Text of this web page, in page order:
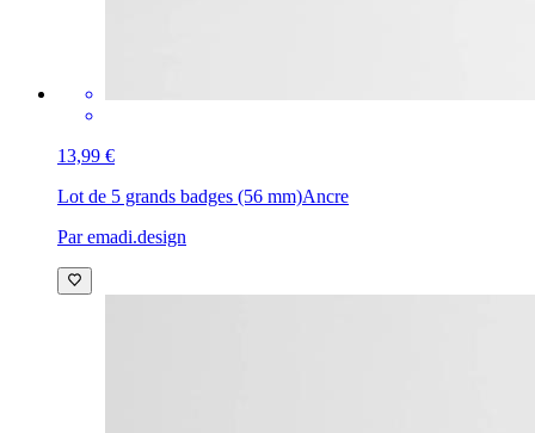
13,99 €
Lot de 5 grands badges (56 mm)Ancre
Par emadi.design